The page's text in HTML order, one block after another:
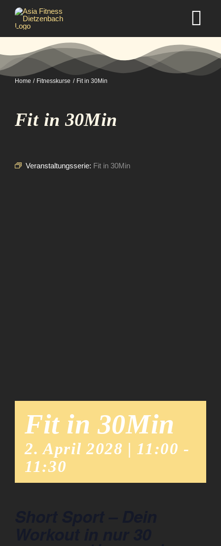
Inhalt
springen
Selbstverteidigung
Home Fitnesskurse Fit in 30Min
Fit in 30Min
Veranstaltungsserie: Fit in 30Min
Fit in 30Min
2. April 2028 | 11:00 -
11:30